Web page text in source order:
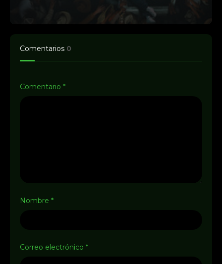
Comentarios 0
Comentario *
Nombre *
Correo electrónico *